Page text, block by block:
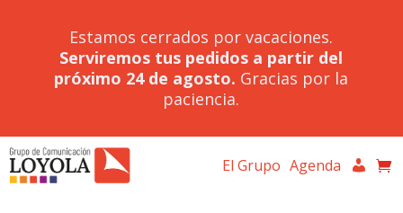
Estamos cerrados por vacaciones.
Serviremos tus pedidos a partir del
próximo 24 de agosto. Gracias por la
paciencia.
El Grupo Agenda